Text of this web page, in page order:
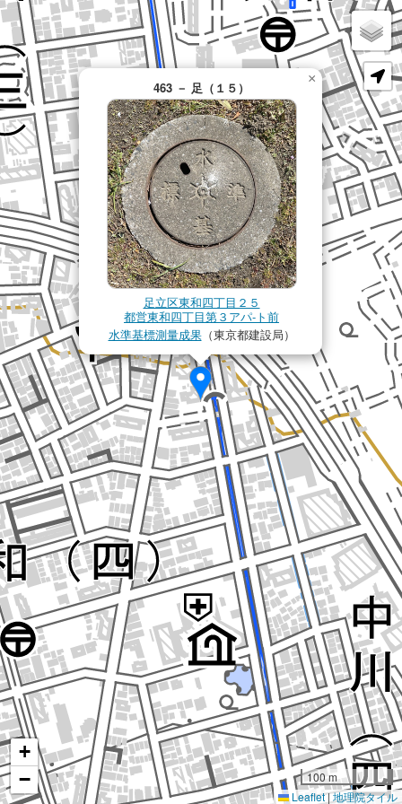
463 － 足（１５）
足立区東和四丁目２５
都営東和四丁目第３アパ-ト前
水準基標測量成果（東京都建設局）
×
+
−
100 m
Leaflet|地理院タイル